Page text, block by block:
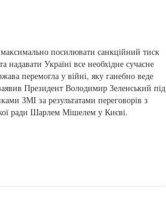
посилювати санкційний тиск
надавати Україні все необхідне сучасне
перемогла у війні, яку ганебно веде
Президент Володимир Зеленський під
ЗМІ за результатами переговорів з
ради Шарлем Мішелем у Києві.